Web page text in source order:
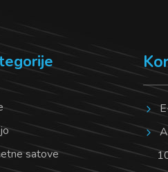
satove